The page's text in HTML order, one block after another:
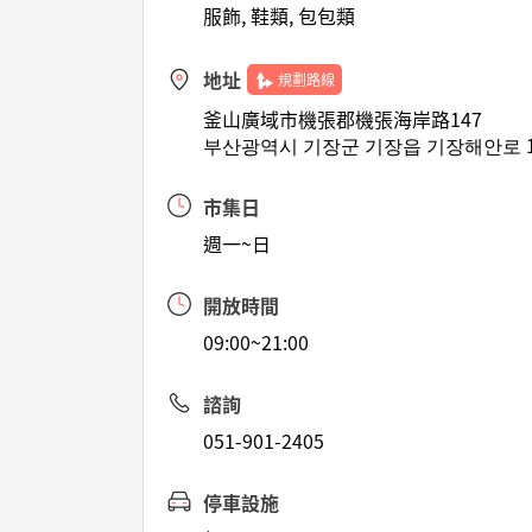
服飾, 鞋類, 包包類
地址 規劃路線
釜山廣域市機張郡機張海岸路147
부산광역시 기장군 기장읍 기장해안로
市集日
週一~日
開放時間
09:00~21:00
諮詢
051-901-2405
停車設施